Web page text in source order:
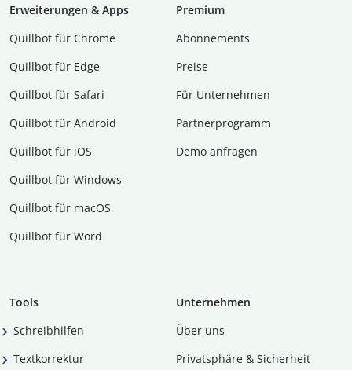
Erweiterungen & Apps
Quillbot für Chrome
Quillbot für Edge
Quillbot für Safari
Quillbot für Android
Quillbot für iOS
Quillbot für Windows
Quillbot für macOS
Quillbot für Word
Premium
Abon­ne­ments
Preise
Für Unternehmen
Partnerprogramm
Demo anfragen
Tools
Schreibhilfen
Textkorrektur
Unternehmen
Über uns
Privatsphäre & Sicherheit